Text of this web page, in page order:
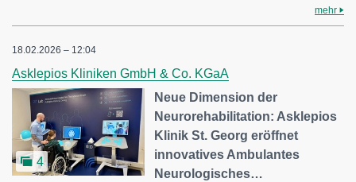
mehr
18.02.2026 – 12:04
Asklepios Kliniken GmbH & Co. KGaA
4
Neue Dimension der
Neurorehabilitation: Asklepios
Klinik St. Georg eröffnet
innovatives Ambulantes
Neurologisches…